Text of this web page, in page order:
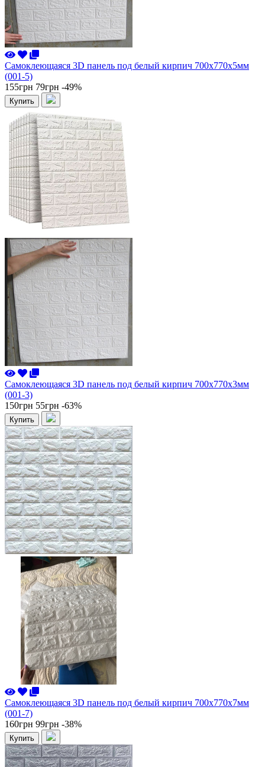
Самоклеющаяся 3D панель под белый кирпич 700x770x5мм
(001-5)
155грн 79грн -49%
Купить
Самоклеющаяся 3D панель под белый кирпич 700x770x3мм
(001-3)
150грн 55грн -63%
Купить
Самоклеющаяся 3D панель под белый кирпич 700x770x7мм
(001-7)
160грн 99грн -38%
Купить